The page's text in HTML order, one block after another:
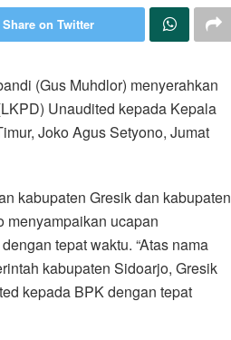
Share on Twitter
(Gus Muhdlor) menyerahkan
Unaudited kepada Kepala
Joko Agus Setyono, Jumat
kabupaten Gresik dan kabupaten
menyampaikan ucapan
tepat waktu. “Atas nama
kabupaten Sidoarjo, Gresik
kepada BPK dengan tepat